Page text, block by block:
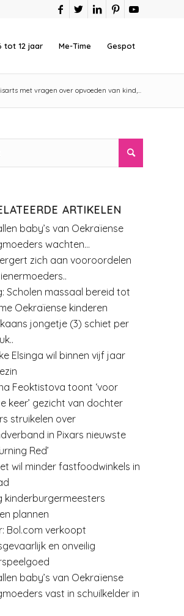
tot 12 jaar Me-Time Gespot
met vragen over opvoeden van kind,...
ARTIKELEN
baby’s van Oekraïense
wachten…
zich aan vooroordelen
Scholen massaal bereid tot
Oekraïense kinderen
jongetje (3) schiet per
Elsinga wil binnen vijf jaar
Feoktistova toont ‘voor
keer’ gezicht van dochter
struikelen over
in Pixars nieuwste
Red’
wil minder fastfoodwinkels in
kinderburgermeesters
plannen
Bol.com verkoopt
en onveilig
baby’s van Oekraïense
vast in schuilkelder in